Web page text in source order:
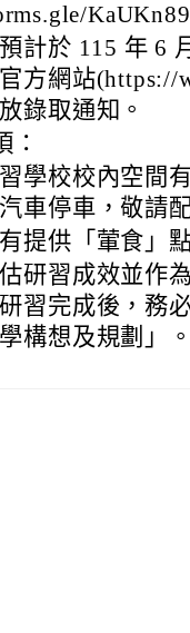
計於 115 年 6
方網站(https://
錄取通知。
：
學校校內空間
車停車，敬請
提供「葷食」
研習成效並作
習完成後，務
學構想及規劃」。